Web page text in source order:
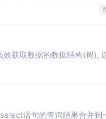
建索引。默认为 …
取数据的数据结构(树),
语句的查询结果合并到